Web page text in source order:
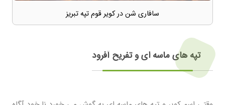
سافاری شن در کویر قوم تپه تبریز
تپه های ماسه ای و تفریح آفرود